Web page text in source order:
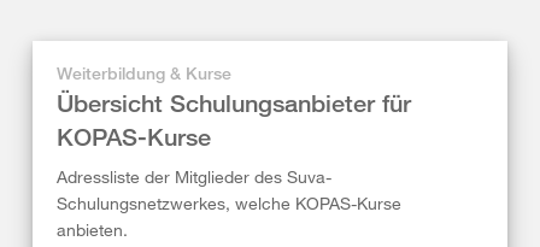
Weiterbildung & Kurse
Übersicht Schulungsanbieter für
KOPAS-Kurse
Adressliste der Mitglieder des Suva-
Schulungsnetzwerkes, welche KOPAS-Kurse
anbieten.